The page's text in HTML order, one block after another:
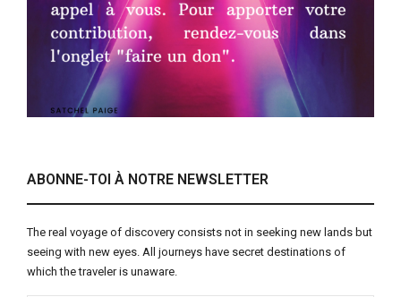
ABONNE-TOI À NOTRE NEWSLETTER
The real voyage of discovery consists not in seeking new lands but
seeing with new eyes. All journeys have secret destinations of
which the traveler is unaware.